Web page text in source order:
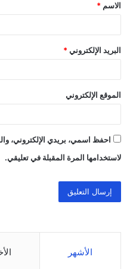
*
الاسم *
البريد الإلكتروني *
الموقع الإلكتروني
احفظ اسمي، بريدي الإلكتروني،
لاستخدامها المرة المقبلة في تعليقي.
الأشهر